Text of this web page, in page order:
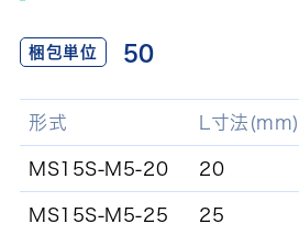
梱包単位 50
形式 L寸法(mm)
MS15S-M5-20 20
MS15S-M5-25 25